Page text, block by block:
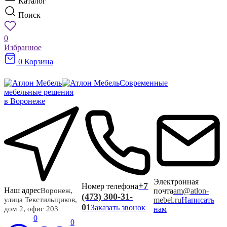
Поиск
0
Избранное
0 Корзина
Современные
мебельные решения
в Воронеже
Наш адресВоронеж,
улица Текстильщиков,
дом 2, офис 203
Номер телефона+7
(473) 300-31-
01Заказать звонок
Электронная
почтаam@atlon-
mebel.ruНаписать
нам
0 0